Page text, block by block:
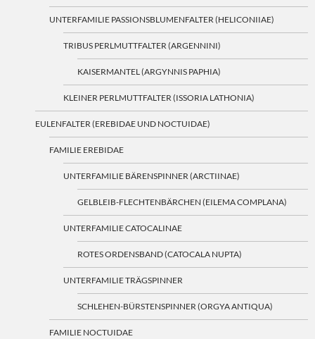
UNTERFAMILIE PASSIONSBLUMENFALTER (HELICONIIAE)
TRIBUS PERLMUTTFALTER (ARGENNINI)
KAISERMANTEL (ARGYNNIS PAPHIA)
KLEINER PERLMUTTFALTER (ISSORIA LATHONIA)
EULENFALTER (EREBIDAE UND NOCTUIDAE)
FAMILIE EREBIDAE
UNTERFAMILIE BÄRENSPINNER (ARCTIINAE)
GELBLEIB-FLECHTENBÄRCHEN (EILEMA COMPLANA)
UNTERFAMILIE CATOCALINAE
ROTES ORDENSBAND (CATOCALA NUPTA)
UNTERFAMILIE TRÄGSPINNER
SCHLEHEN-BÜRSTENSPINNER (ORGYA ANTIQUA)
FAMILIE NOCTUIDAE